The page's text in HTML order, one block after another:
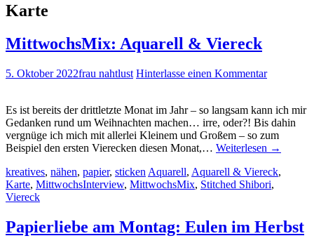
Karte
MittwochsMix: Aquarell & Viereck
5. Oktober 2022frau nahtlust Hinterlasse einen Kommentar
Es ist bereits der drittletzte Monat im Jahr – so langsam kann ich mir
Gedanken rund um Weihnachten machen… irre, oder?! Bis dahin
vergnüge ich mich mit allerlei Kleinem und Großem – so zum
Beispiel den ersten Vierecken diesen Monat,… Weiterlesen →
kreatives, nähen, papier, sticken Aquarell, Aquarell & Viereck,
Karte, MittwochsInterview, MittwochsMix, Stitched Shibori,
Viereck
Papierliebe am Montag: Eulen im Herbst